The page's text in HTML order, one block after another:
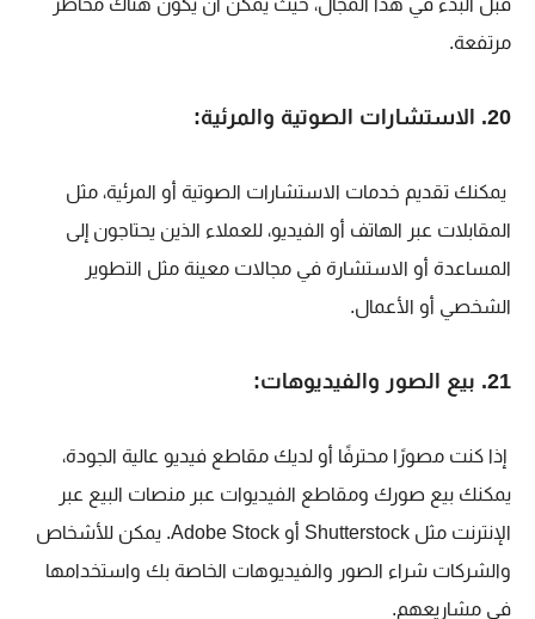
قبل البدء في هذا المجال، حيث يمكن أن يكون هناك مخاطر
مرتفعة.
20. الاستشارات الصوتية والمرئية:
يمكنك تقديم خدمات الاستشارات الصوتية أو المرئية، مثل
المقابلات عبر الهاتف أو الفيديو، للعملاء الذين يحتاجون إلى
المساعدة أو الاستشارة في مجالات معينة مثل التطوير
الشخصي أو الأعمال.
21. بيع الصور والفيديوهات:
إذا كنت مصورًا محترفًا أو لديك مقاطع فيديو عالية الجودة،
يمكنك بيع صورك ومقاطع الفيديوات عبر منصات البيع عبر
الإنترنت مثل Shutterstock أو Adobe Stock. يمكن للأشخاص
والشركات شراء الصور والفيديوهات الخاصة بك واستخدامها
في مشاريعهم.